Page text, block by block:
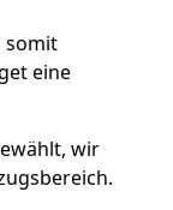
somit
eine
wir